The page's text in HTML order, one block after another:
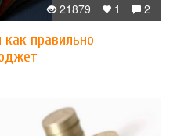
2
1
21879
правильно